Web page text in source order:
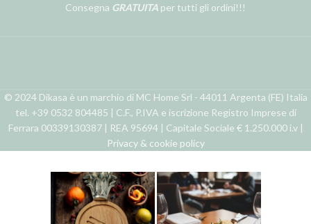
Consegna GRATUITA per tutti gli ordini!!!
© 2024 Dikasa è un marchio di MC Home Srl - 44011 Argenta (FE) Italia
tel. +39 0532 804485 | C.F., P.IVA e iscrizione Registro Imprese di
Ferrara 00339130387 | REA 95694 | Capitale Sociale € 1.250.000 i.v |
Privacy & cookie policy